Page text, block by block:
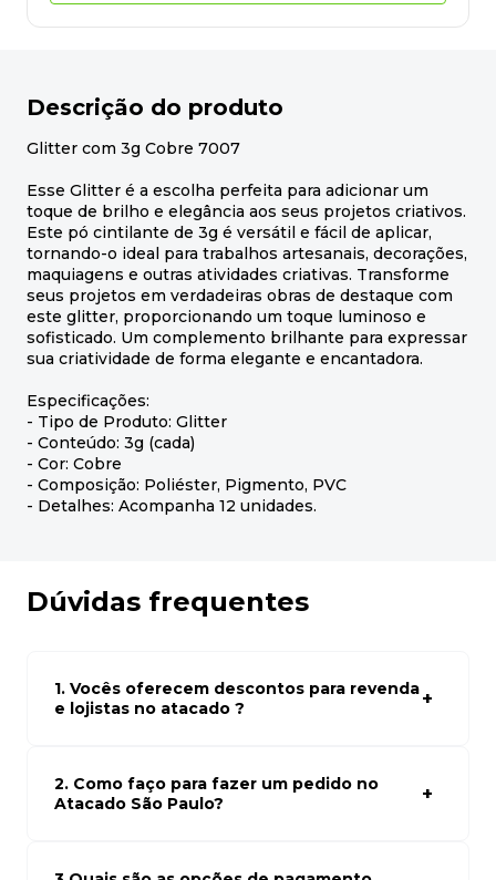
Descrição do produto
Glitter com 3g Cobre 7007
Esse Glitter é a escolha perfeita para adicionar um
toque de brilho e elegância aos seus projetos criativos.
Este pó cintilante de 3g é versátil e fácil de aplicar,
tornando-o ideal para trabalhos artesanais, decorações,
maquiagens e outras atividades criativas. Transforme
seus projetos em verdadeiras obras de destaque com
este glitter, proporcionando um toque luminoso e
sofisticado. Um complemento brilhante para expressar
sua criatividade de forma elegante e encantadora.
Especificações:
- Tipo de Produto: Glitter
- Conteúdo: 3g (cada)
- Cor: Cobre
- Composição: Poliéster, Pigmento, PVC
- Detalhes: Acompanha 12 unidades.
Dúvidas frequentes
1. Vocês oferecem descontos para revenda
e lojistas no atacado ?
atacado empresas e compre com os melhores preços
para seu modelo de negócio
2. Como faço para fazer um pedido no
Atacado São Paulo?